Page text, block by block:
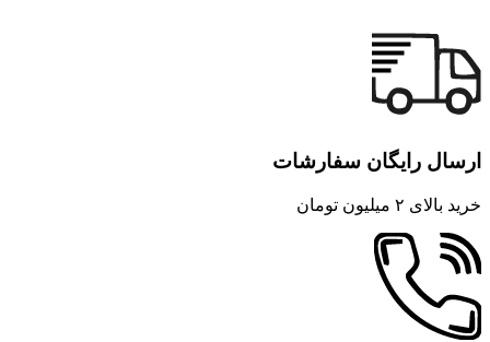
ارسال رایگان سفارشات
خرید بالای ۲ میلیون تومان